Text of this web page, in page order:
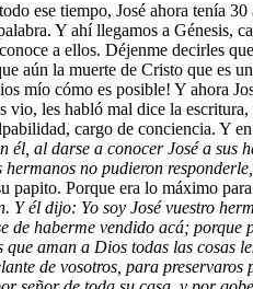
ese tiempo, José ahora tenía
Y ahí llegamos a Génesis,
a ellos. Déjenme decirles
la muerte de Cristo que es
mío cómo es posible! Y ahora
les habló mal dice la
cargo de conciencia. Y
al darse a conocer José a sus
no pudieron
papito. Porque era lo máximo
Y él dijo: Yo soy José vuestro
de haberme vendido acá;
que aman a Dios todas las cosas
de vosotros, para